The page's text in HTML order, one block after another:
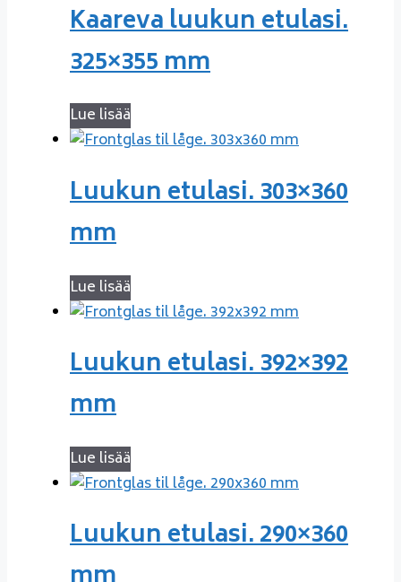
Kaareva luukun etulasi.
325×355 mm
Lue lisää
Luukun etulasi. 303×360
mm
Lue lisää
Luukun etulasi. 392×392
mm
Lue lisää
Luukun etulasi. 290×360